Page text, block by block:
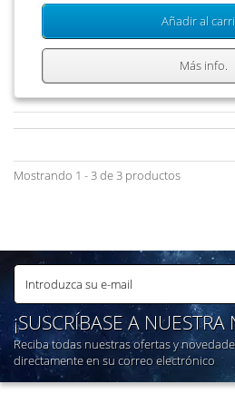
Añadir al
Más info.
Mostrando 1 - 3 de 3 productos
¡SUSCRÍBASE A NUESTRA
Reciba todas nuestras ofertas y
directamente en su correo electrónico